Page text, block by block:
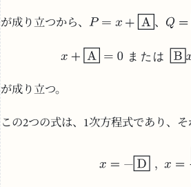
が成り立つから、 、
ま た は
が成り立つ。
この2つの式は、1次方程式であり、そ